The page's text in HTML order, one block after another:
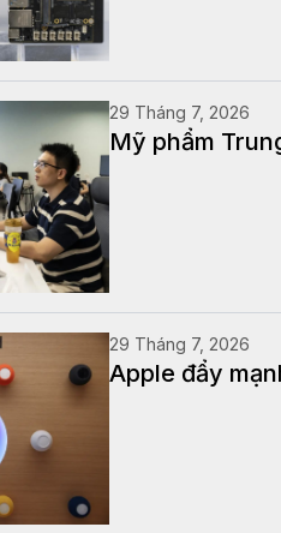
29 Tháng 7, 2026
Mỹ phẩm
29 Tháng 7, 2026
Apple đẩy